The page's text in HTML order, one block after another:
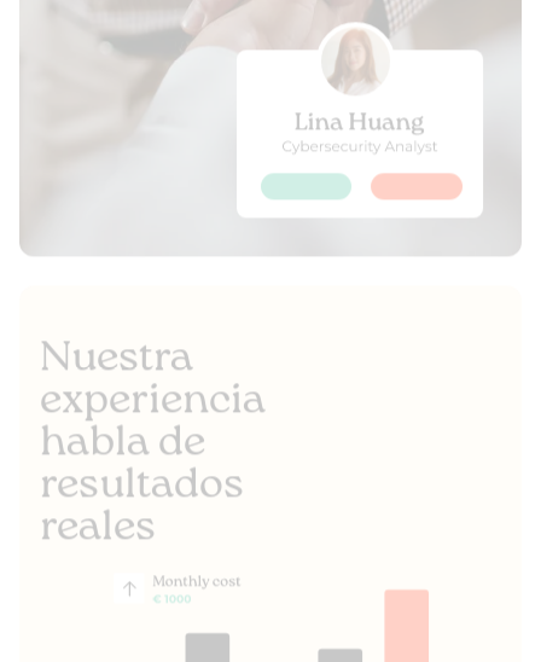
Nuestra
experiencia
habla de
resultados
reales